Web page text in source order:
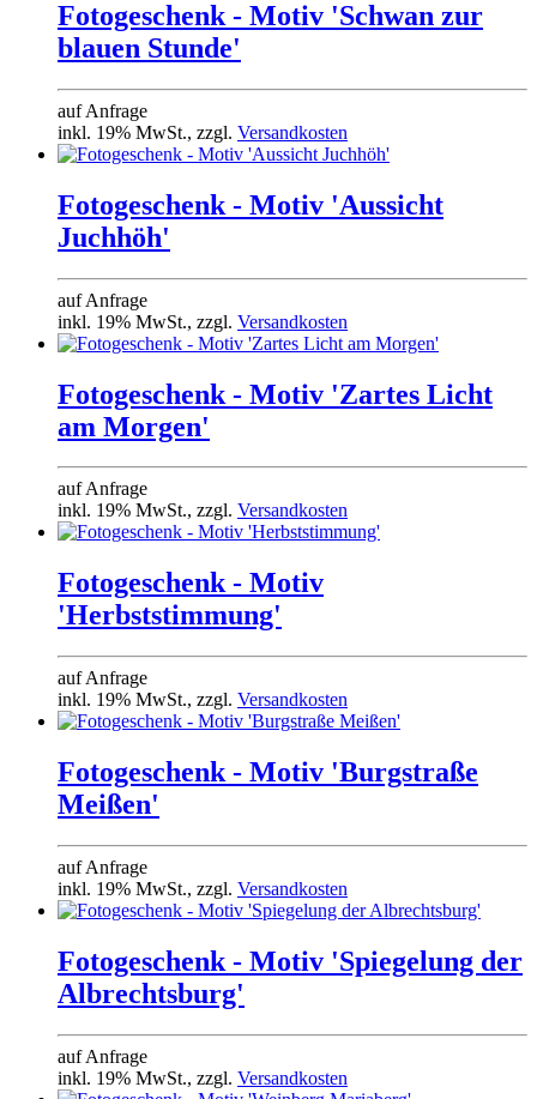
Fotogeschenk - Motiv 'Schwan zur
blauen Stunde'
auf Anfrage
inkl. 19% MwSt., zzgl. Versandkosten
Fotogeschenk - Motiv 'Aussicht
Juchhöh'
auf Anfrage
inkl. 19% MwSt., zzgl. Versandkosten
Fotogeschenk - Motiv 'Zartes Licht
am Morgen'
auf Anfrage
inkl. 19% MwSt., zzgl. Versandkosten
Fotogeschenk - Motiv
'Herbststimmung'
auf Anfrage
inkl. 19% MwSt., zzgl. Versandkosten
Fotogeschenk - Motiv 'Burgstraße
Meißen'
auf Anfrage
inkl. 19% MwSt., zzgl. Versandkosten
Fotogeschenk - Motiv 'Spiegelung der
Albrechtsburg'
auf Anfrage
inkl. 19% MwSt., zzgl. Versandkosten